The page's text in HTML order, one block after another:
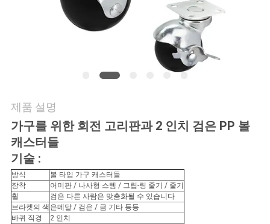
연
락
주
세
요
제품 설명
가구를 위한 회전 고리판과 2 인치 검은 PP 볼
캐스터들
기술 :
방식
볼 타입 가구 캐스터들
장착
어미판 / 나사형 스템 / 그립-링 줄기 / 줄기
휠
검은 다른 사람은 맞춤화될 수 있습니다
브라켓의 색 은메달 / 검은 / 금 기타 등등
바퀴 직경
2 인치